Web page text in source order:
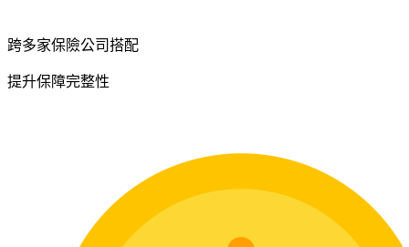
跨多家保險公司搭配
提升保障完整性